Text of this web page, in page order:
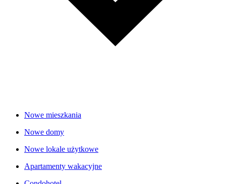
Nowe mieszkania
Nowe domy
Nowe lokale użytkowe
Apartamenty wakacyjne